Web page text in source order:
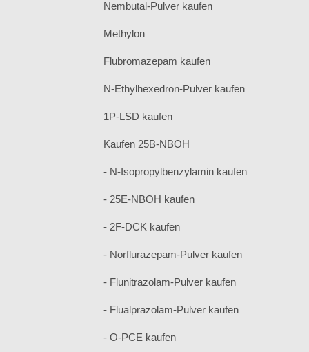
Nembutal-Pulver kaufen
Methylon
Flubromazepam kaufen
N-Ethylhexedron-Pulver kaufen
1P-LSD kaufen
Kaufen 25B-NBOH
- N-Isopropylbenzylamin kaufen
- 25E-NBOH kaufen
- 2F-DCK kaufen
- Norflurazepam-Pulver kaufen
- Flunitrazolam-Pulver kaufen
- Flualprazolam-Pulver kaufen
- O-PCE kaufen